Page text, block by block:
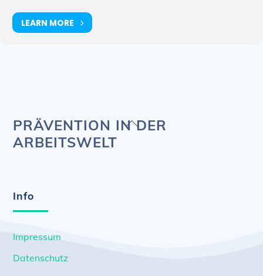
LEARN MORE
Back
PRÄVENTION IN DER
ARBEITSWELT
Info
Impressum
Datenschutz